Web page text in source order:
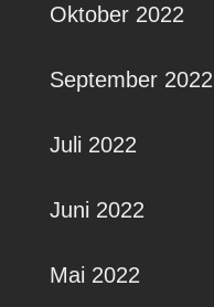
Oktober 2022
September 2022
Juli 2022
Juni 2022
Mai 2022